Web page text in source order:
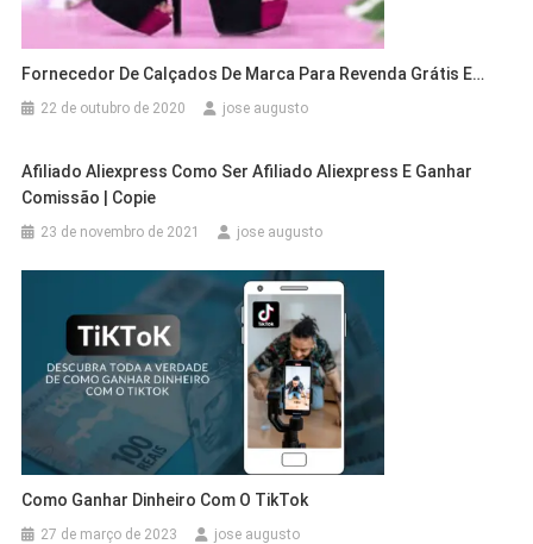
Fornecedor De Calçados De Marca Para Revenda Grátis E…
22 de outubro de 2020 jose augusto
Afiliado Aliexpress Como Ser Afiliado Aliexpress E Ganhar
Comissão | Copie
23 de novembro de 2021 jose augusto
Como Ganhar Dinheiro Com O TikTok
27 de março de 2023 jose augusto